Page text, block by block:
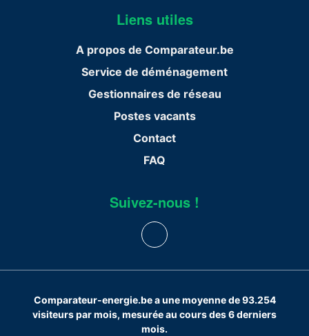
Liens utiles
A propos de Comparateur.be
Service de déménagement
Gestionnaires de réseau
Postes vacants
Contact
FAQ
Suivez-nous !
Comparateur-energie.be a une moyenne de 93.254
visiteurs par mois, mesurée au cours des 6 derniers
mois.